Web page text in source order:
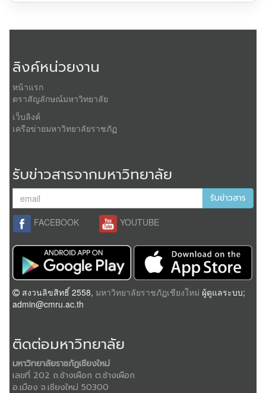
ลิงค์หน่วยงาน
หน้าแรก
ตราสัญลักษณ์มหาวิทยาลัย
เว็บลิงค์
เครือข่ายมหาวิทยาลัยราชภัฏ
รับข่าวสารจากมหาวิทยาลัย
รับข่าวสาร
FACEBOOK YOUTUBE
สงวนลิขสิทธิ์ 2558, มหาวิทยาลัยราชภัฏเชียงใหม่ ผู้ดูแลระบบ;
admin@cmru.ac.th
ติดต่อมหาวิทยาลัย
มหาวิทยาลัยราชภัฏเชียงใหม่
เลขที่ 202 ถ.ช้างเผือก ต.ช้างเผือก
อ.เมือง จ.เชียงใหม่ 50300